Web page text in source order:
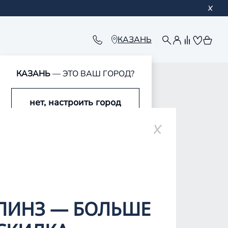
КАЗАНЬ
КАЗАНЬ— ЭТО ВАШ ГОРОД?
нет, настроить город
— БОЛЬШЕ